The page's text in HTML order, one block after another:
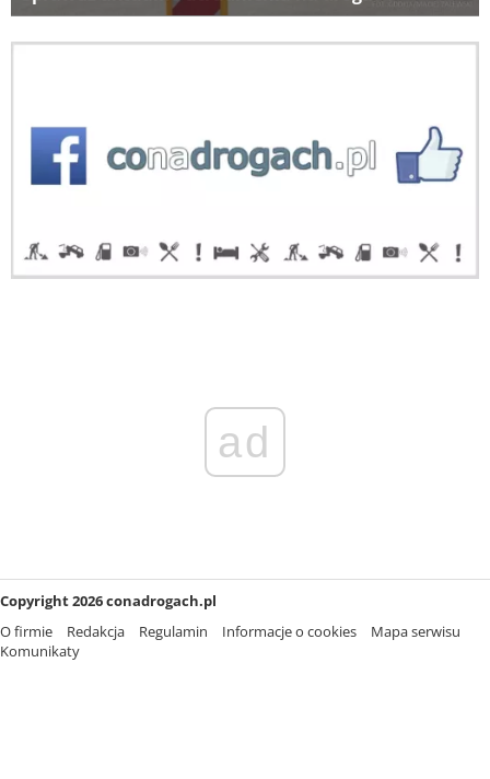
ad
Copyright 2026 conadrogach.pl
O firmie
Redakcja Regulamin Informacje o cookies
Mapa serwisu
Komunikaty